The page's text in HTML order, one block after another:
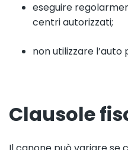
eseguire
centri autorizzati;
non utilizzare
Clausole